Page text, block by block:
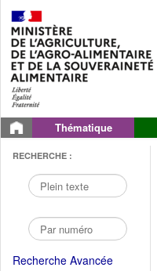
Thématique
RECHERCHE :
Recherche Avancée